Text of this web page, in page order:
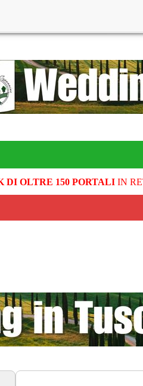
DI OLTRE 150 PORTALIIN